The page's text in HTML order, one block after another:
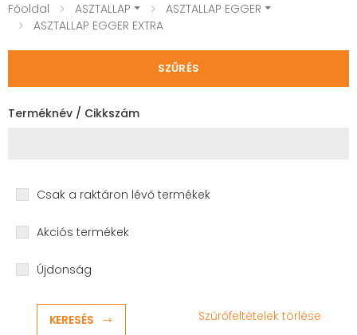
Főoldal ASZTALLAP
ASZTALLAP EGGER
ASZTALLAP EGGER EXTRA
SZŰRÉS
Terméknév / Cikkszám
Csak a raktáron lévő termékek
Akciós termékek
Újdonság
KERESÉS Szűrőfeltételek törlése